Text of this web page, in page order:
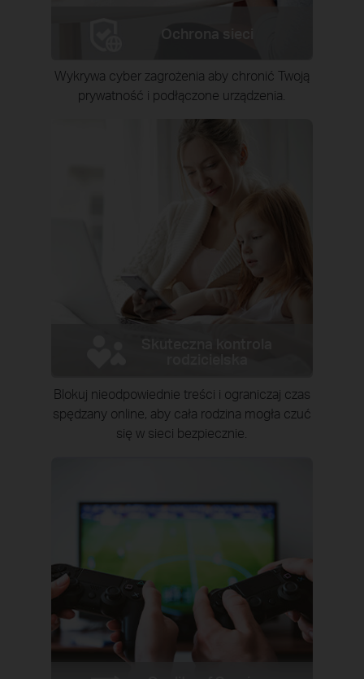
Wykrywa cyber zagrożenia aby chronić Twoją
prywatność i podłączone urządzenia.
Blokuj nieodpowiednie treści i ograniczaj czas
spędzany online, aby cała rodzina mogła czuć
się w sieci bezpiecznie.